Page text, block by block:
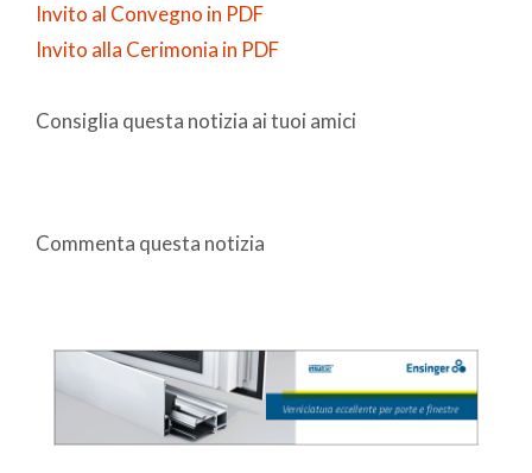
Invito al Convegno in PDF
Invito alla Cerimonia in PDF
Consiglia questa notizia ai tuoi amici
Commenta questa notizia